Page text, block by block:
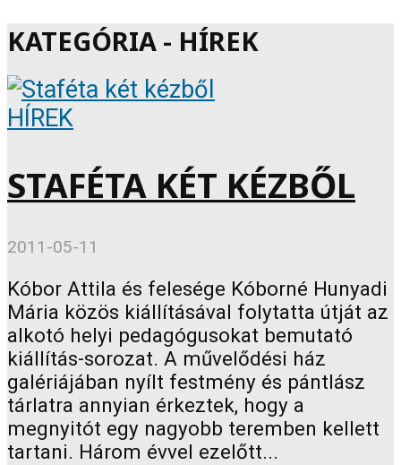
KATEGÓRIA - HÍREK
HÍREK
STAFÉTA KÉT KÉZBŐL
2011-05-11
Kóbor Attila és felesége Kóborné Hunyadi
Mária közös kiállításával folytatta útját az
alkotó helyi pedagógusokat bemutató
kiállítás-sorozat. A művelődési ház
galériájában nyílt festmény és pántlász
tárlatra annyian érkeztek, hogy a
megnyitót egy nagyobb teremben kellett
tartani. Három évvel ezelőtt...